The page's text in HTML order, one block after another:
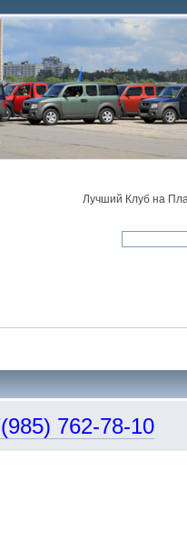
Лучший Клуб на
762-78-10